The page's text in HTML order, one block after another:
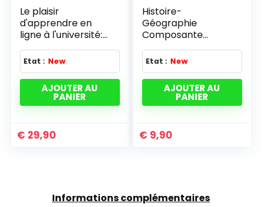
Le plaisir
d'apprendre en
ligne à l'université:
Implication et
pédagogie (2009)
Etat : New
AJOUTER AU
PANIER
€ 29,90
Histoire-
Géographie
Composante
majeure Concours
Professeur des
écoles
Etat : New
AJOUTER AU
PANIER
€ 9,90
Informations complémentaires